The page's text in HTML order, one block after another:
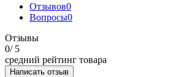
Отзывов0
Вопросы0
Отзывы
0/ 5
средний рейтинг товара
Написать отзыв